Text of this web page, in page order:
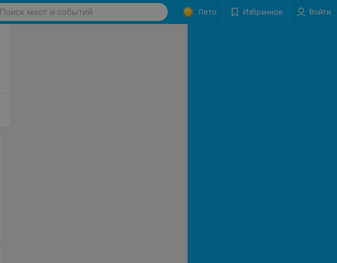
Поиск мест и событий Лето Избранное Войти